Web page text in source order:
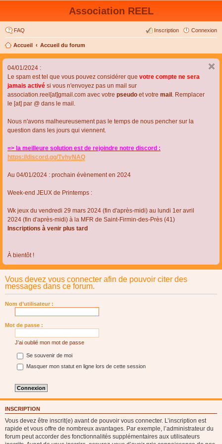
Association REEL
FAQ Connexion
Inscription
Accueil Accueil du forum
04/01/2024 :
Le spam est tel que vous pouvez considérer que votre compte ne sera
jamais activé si vous n'envoyez pas un mail sur
association.reel[at]gmail.com avec votre pseudo et votre mail . Remplacer
le [at] par @ dans le mail.
Nous n'avons malheureusement pas le temps de nous pencher sur la
question dans les jours qui viennent.
=> la meilleure solution est de rejoindre notre discord :
https://discord.gg/TvhyNAQ
Au 04/01/2024 : prochain évènement en 2024
Week-end JEUX de Printemps :
Wk jeux du vendredi 29 mars 2024 (fin d'après-midi) au lundi 1er avril
2024 (fin d'après-midi) à la MFR de Saint-Firmin-des-Près (41)
Inscriptions à venir plus tard
À bientôt !
Vous devez vous connecter afin de pouvoir citer des
messages dans ce forum.
Nom d’utilisateur :
Mot de passe :
J’ai oublié mon mot de passe
Se souvenir de moi
Masquer mon statut en ligne lors de cette session
INSCRIPTION
Vous devez être inscrit(e) avant de pouvoir vous connecter. L’inscription est
rapide et vous offre de nombreux avantages. Par exemple, l’administrateur du
forum peut accorder des fonctionnalités supplémentaires aux utilisateurs